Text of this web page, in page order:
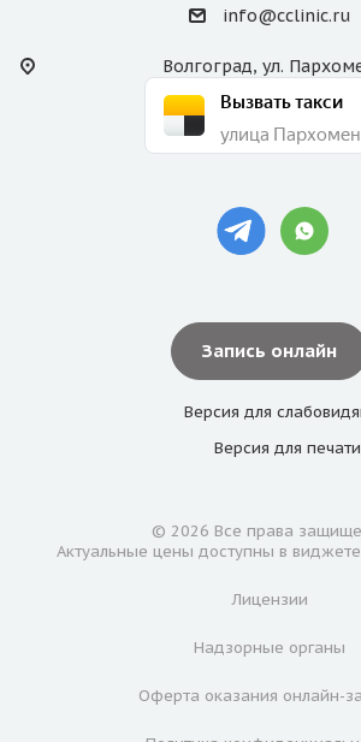
info@cclinic.ru
Волгоград, ул.
Вызвать такси
улица
Запись онлайн
Версия для
Версия для печати
© 2026 Все права
Актуальные цены доступны в
Лицензии
Надзорные органы
Оферта оказания онлайн-